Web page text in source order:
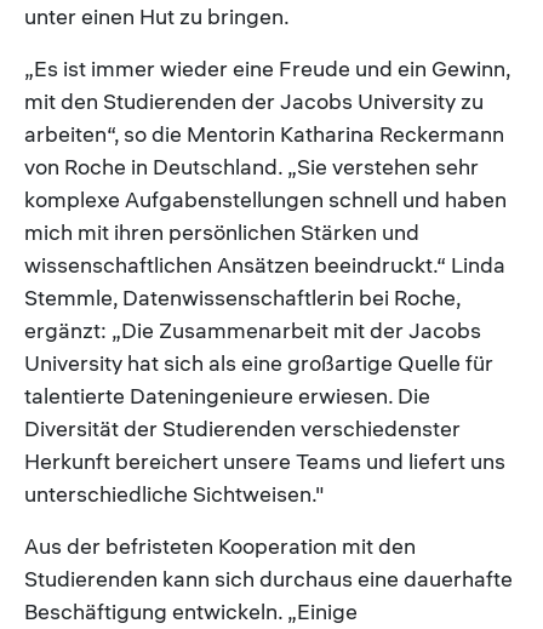
unter einen Hut zu bringen.
„Es ist immer wieder eine Freude und ein Gewinn,
mit den Studierenden der Jacobs University zu
arbeiten“, so die Mentorin Katharina Reckermann
von Roche in Deutschland. „Sie verstehen sehr
komplexe Aufgabenstellungen schnell und haben
mich mit ihren persönlichen Stärken und
wissenschaftlichen Ansätzen beeindruckt.“ Linda
Stemmle, Datenwissenschaftlerin bei Roche,
ergänzt: „Die Zusammenarbeit mit der Jacobs
University hat sich als eine großartige Quelle für
talentierte Dateningenieure erwiesen. Die
Diversität der Studierenden verschiedenster
Herkunft bereichert unsere Teams und liefert uns
unterschiedliche Sichtweisen."
Aus der befristeten Kooperation mit den
Studierenden kann sich durchaus eine dauerhafte
Beschäftigung entwickeln. „Einige